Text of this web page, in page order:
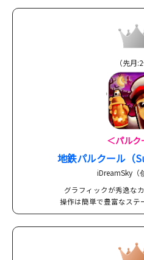
（先月:2
＜パルク
地鉄パルクール（
iDreamSky（
グラフィックが秀逸な
操作は簡単で豊富なステ